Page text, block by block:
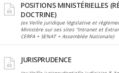
POSITIONS MINISTÉRIELLES
DOCTRINE)
(ex Veille juridique législative et
Ministère sur ses sites "Intranet et
CERFA + SENAT + Assemblée Nationale)
JURISPRUDENCE